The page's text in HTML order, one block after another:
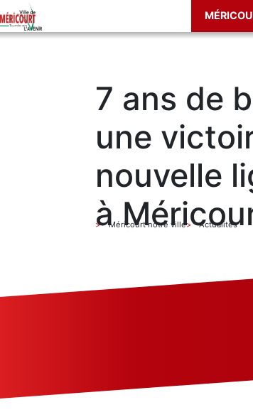
7 ans de
une
nouvelle
àMéricourt notre ville Actualités